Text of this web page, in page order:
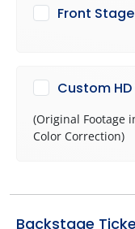
Front
Custom
(Original Footage
Color Correction)
Backstage